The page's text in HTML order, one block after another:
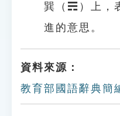
巽（☴）上，
進的意思。
資料來源：
教育部國語辭典簡